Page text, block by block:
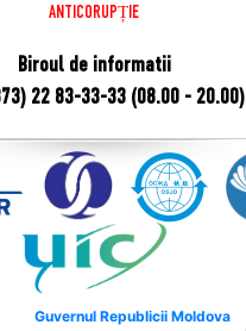
ANTICORUPȚIE
Biroul de informatii
22 83-33-33 (08.00 - 20.00)
Guvernul Republicii Moldova